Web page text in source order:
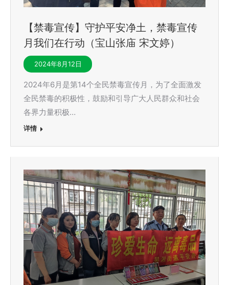
【禁毒宣传】守护平安净土，禁毒宣传
月我们在行动（宝山张庙 宋文婷）
2024年8月12日
2024年6月是第14个全民禁毒宣传月，为了全面激发
全民禁毒的积极性，鼓励和引导广大人民群众和社会
各界力量积极…
详情